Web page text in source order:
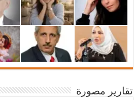
تقارير مصورة